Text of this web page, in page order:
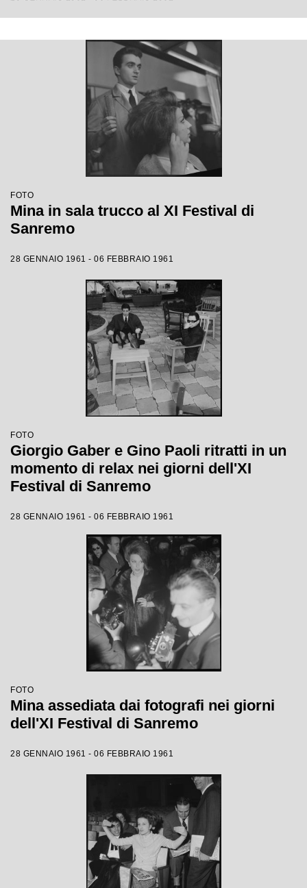
FOTO
Mina in sala trucco al XI Festival di
Sanremo
28 GENNAIO 1961 - 06 FEBBRAIO 1961
FOTO
Giorgio Gaber e Gino Paoli ritratti in un
momento di relax nei giorni dell'XI
Festival di Sanremo
28 GENNAIO 1961 - 06 FEBBRAIO 1961
FOTO
Mina assediata dai fotografi nei giorni
dell'XI Festival di Sanremo
28 GENNAIO 1961 - 06 FEBBRAIO 1961